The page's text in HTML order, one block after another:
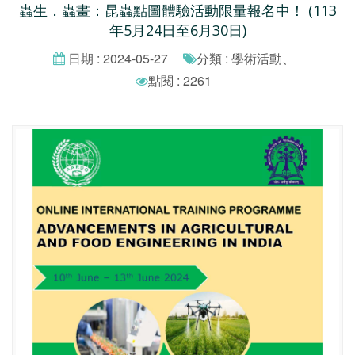
蟲生．蟲畫：昆蟲點圖體驗活動限量報名中！ (113
年5月24日至6月30日)
日期 : 2024-05-27
分類 : 學術活動、
點閱 : 2261